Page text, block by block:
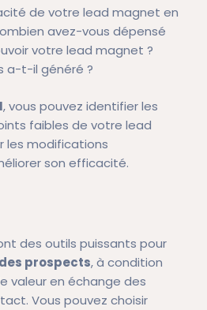
de votre lead magnet en
avez-vous dépensé
votre lead magnet ?
a-t-il généré ?
, vous pouvez identifier les
faibles de votre lead
les modifications
son efficacité.
des outils puissants pour
prospects, à condition
valeur en échange des
Vous pouvez choisir